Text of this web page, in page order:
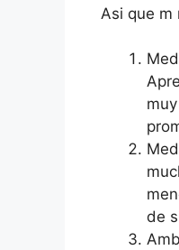
Asi que m
de